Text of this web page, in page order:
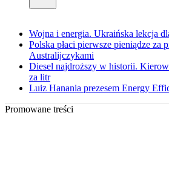
Wojna i energia. Ukraińska lekcja
Polska płaci pierwsze pieniądze za
Australijczykami
Diesel najdroższy w historii.
za litr
Luiz Hanania prezesem Energy
Promowane treści